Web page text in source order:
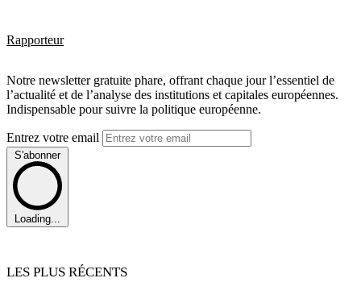
Rapporteur
Notre newsletter gratuite phare, offrant chaque jour l’essentiel de
l’actualité et de l’analyse des institutions et capitales européennes.
Indispensable pour suivre la politique européenne.
Entrez votre email
S'abonner
Loading...
LES PLUS RÉCENTS